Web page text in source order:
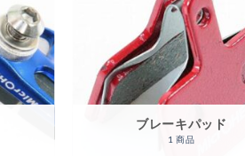
ブレーキパッド
1 商品